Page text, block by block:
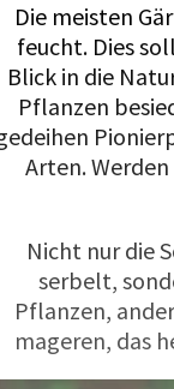
Die meisten
feucht. Dies
Blick in die
Pflanzen
Arten.
Nicht nur die
serbelt,
Pflanzen,
mageren, das